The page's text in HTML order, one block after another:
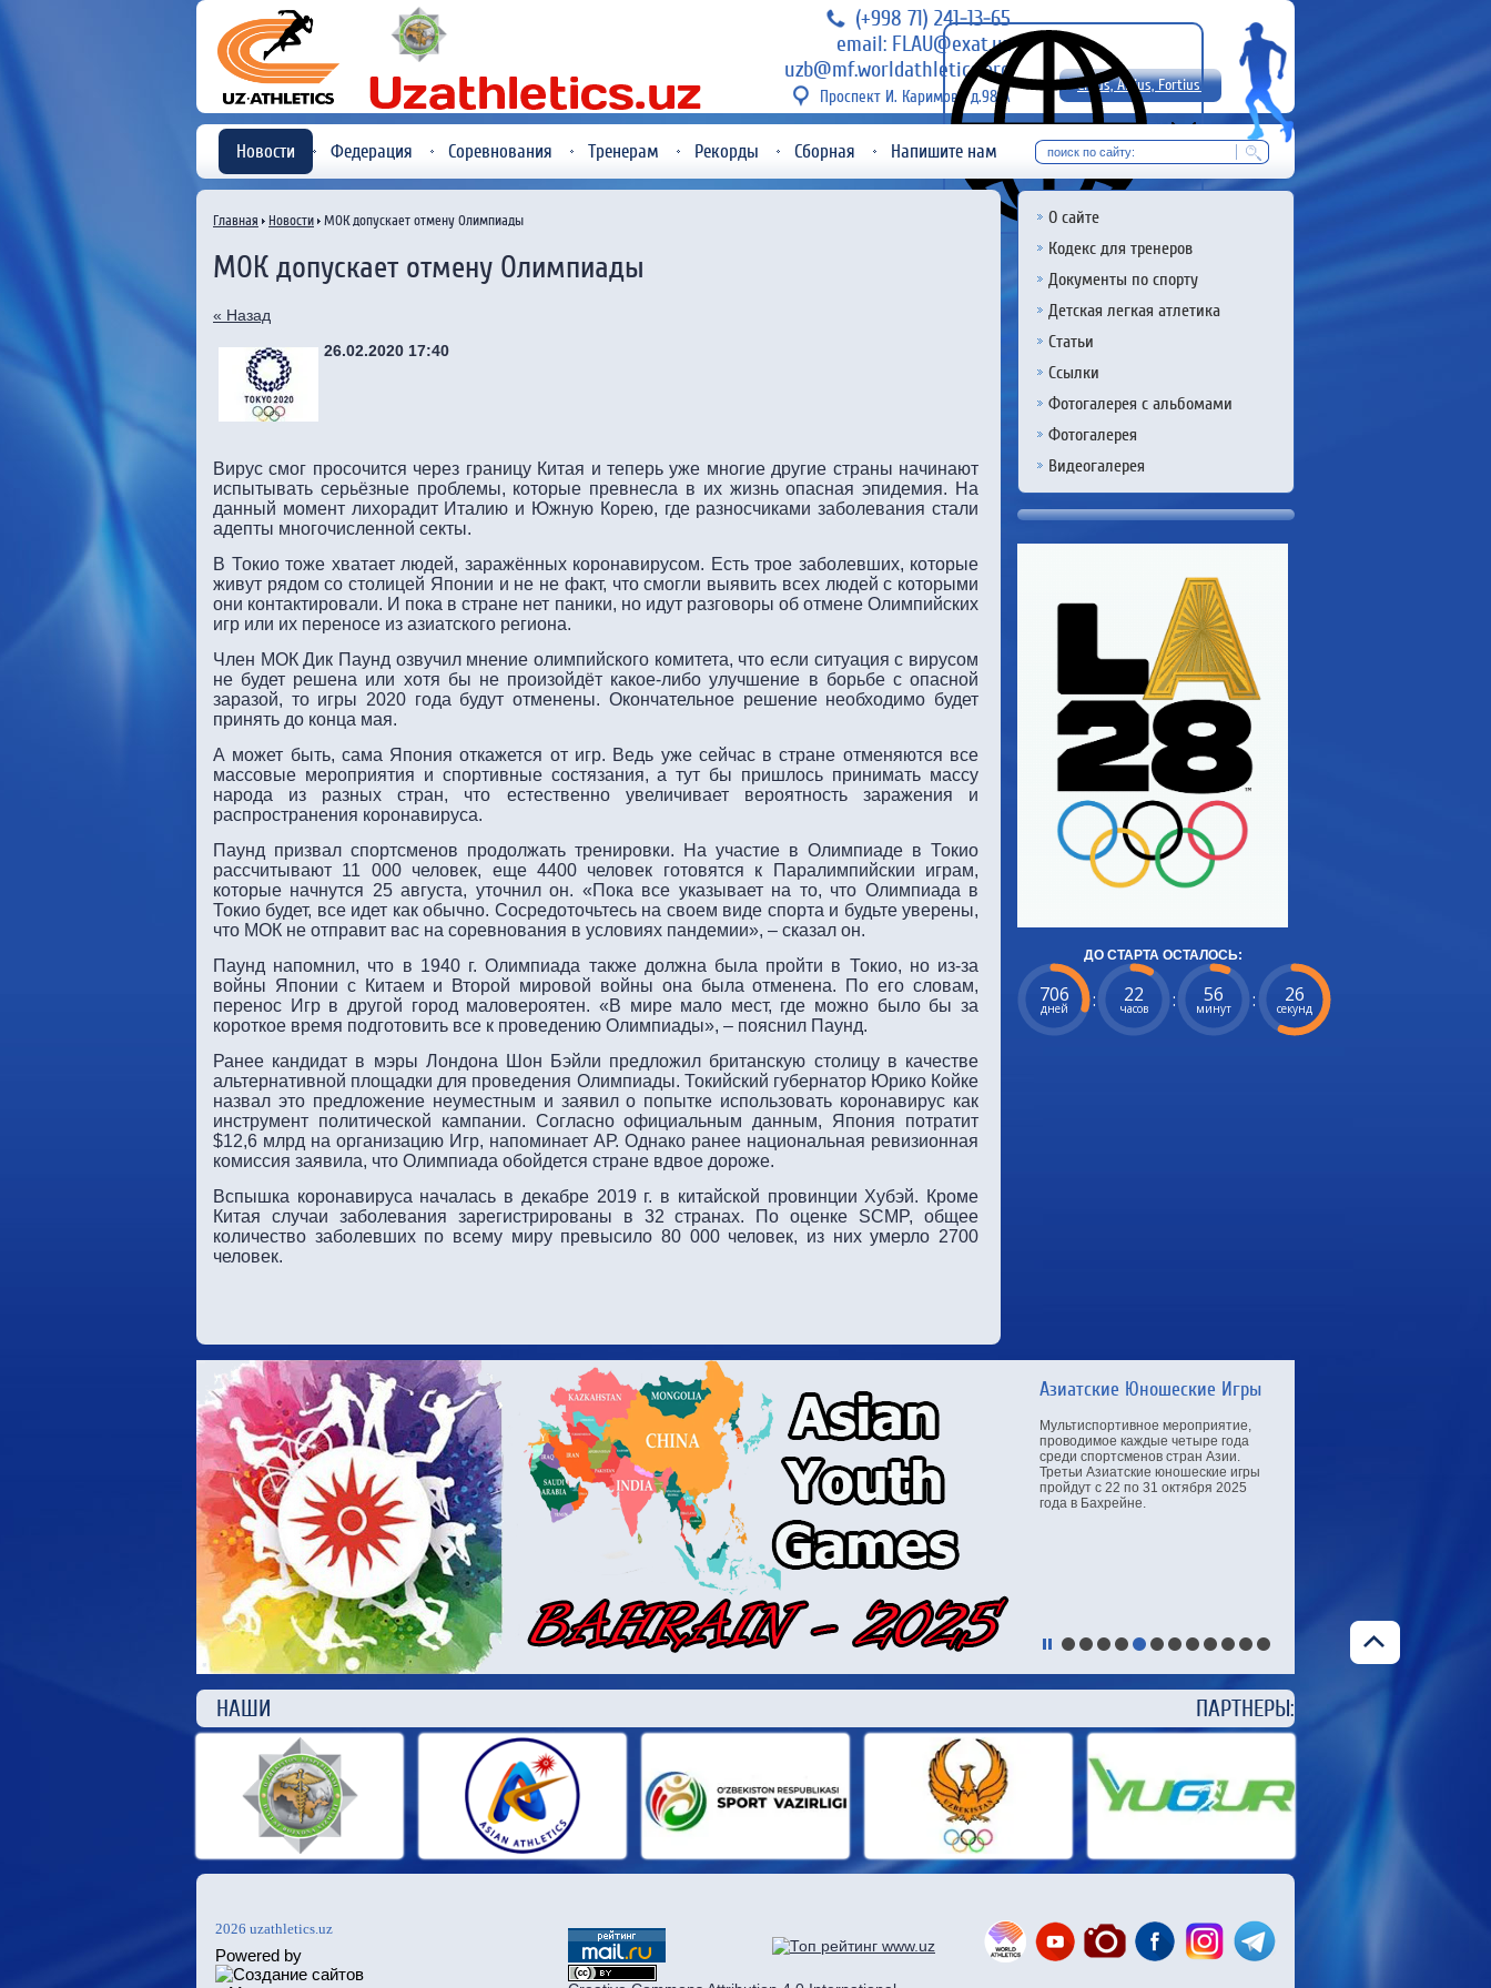
(+998 71) 241-13-65
email: FLAU@exat.uz
uzb@mf.worldathletics.org
Проспект И. Каримова д.98 А
Citius, Altius, Fortius!
RU
Новости Федерация Соревнования Тренерам Рекорды Сборная Напишите нам
О сайте
Кодекс для тренеров
Документы по спорту
Детская легкая атлетика
Статьи
Ссылки
Фотогалерея с альбомами
Фотогалерея
Видеогалерея
ДО СТАРТА ОСТАЛОСЬ:
706
дней : 22
часов : 56
минут : 25
секунд
Главная Новости МОК допускает отмену Олимпиады
МОК допускает отмену Олимпиады
« Назад
26.02.2020 17:40
Вирус смог просочится через границу Китая и теперь уже многие другие страны начинают
испытывать серьёзные проблемы, которые превнесла в их жизнь опасная эпидемия. На
данный момент лихорадит Италию и Южную Корею, где разносчиками заболевания стали
адепты многочисленной секты.
В Токио тоже хватает людей, заражённых коронавирусом. Есть трое заболевших, которые
живут рядом со столицей Японии и не не факт, что смогли выявить всех людей с которыми
они контактировали. И пока в стране нет паники, но идут разговоры об отмене Олимпийских
игр или их переносе из азиатского региона.
Член МОК Дик Паунд озвучил мнение олимпийского комитета, что если ситуация с вирусом
не будет решена или хотя бы не произойдёт какое-либо улучшение в борьбе с опасной
заразой, то игры 2020 года будут отменены. Окончательное решение необходимо будет
принять до конца мая.
А может быть, сама Япония откажется от игр. Ведь уже сейчас в стране отменяются все
массовые мероприятия и спортивные состязания, а тут бы пришлось принимать массу
народа из разных стран, что естественно увеличивает вероятность заражения и
распространения коронавируса.
Паунд призвал спортсменов продолжать тренировки. На участие в Олимпиаде в Токио
рассчитывают 11 000 человек, еще 4400 человек готовятся к Паралимпийскии играм,
которые начнутся 25 августа, уточнил он. «Пока все указывает на то, что Олимпиада в
Токио будет, все идет как обычно. Сосредоточьтесь на своем виде спорта и будьте уверены,
что МОК не отправит вас на соревнования в условиях пандемии», – сказал он.
Паунд напомнил, что в 1940 г. Олимпиада также должна была пройти в Токио, но из-за
войны Японии с Китаем и Второй мировой войны она была отменена. По его словам,
перенос Игр в другой город маловероятен. «В мире мало мест, где можно было бы за
короткое время подготовить все к проведению Олимпиады», – пояснил Паунд.
Ранее кандидат в мэры Лондона Шон Бэйли предложил британскую столицу в качестве
альтернативной площадки для проведения Олимпиады. Токийский губернатор Юрико Койке
назвал это предложение неуместным и заявил о попытке использовать коронавирус как
инструмент политической кампании. Согласно официальным данным, Япония потратит
$12,6 млрд на организацию Игр, напоминает АР. Однако ранее национальная ревизионная
комиссия заявила, что Олимпиада обойдется стране вдвое дороже.
Вспышка коронавируса началась в декабре 2019 г. в китайской провинции Хубэй. Кроме
Китая случаи заболевания зарегистрированы в 32 странах. По оценке SCMP, общее
количество заболевших по всему миру превысило 80 000 человек, из них умерло 2700
человек.
Азиатские Юношеские Игры
Мультиспортивное мероприятие,
проводимое каждые четыре года
среди спортсменов стран Азии.
Третьи Азиатские юношеские игры
пройдут с 22 по 31 октября 2025
года в Бахрейне.
НАШИ ПАРТНЕРЫ:
2026 uzathletics.uz
Powered by